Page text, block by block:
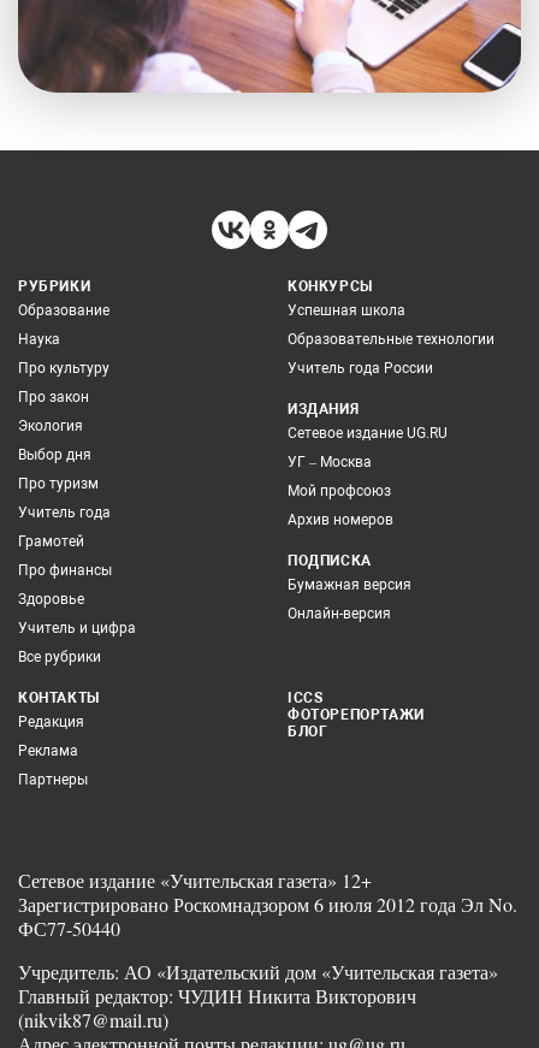
РУБРИКИ
Образование
Наука
Про культуру
Про закон
Экология
Выбор дня
Про туризм
Учитель года
Грамотей
Про финансы
Здоровье
Учитель и цифра
Все рубрики
КОНКУРСЫ
Успешная школа
Образовательные технологии
Учитель года России
ИЗДАНИЯ
Сетевое издание UG.RU
УГ – Москва
Мой профсоюз
Архив номеров
ПОДПИСКА
Бумажная версия
Онлайн-версия
КОНТАКТЫ
Редакция
Реклама
Партнеры
ICCS
ФОТОРЕПОРТАЖИ
БЛОГ
Сетевое издание «Учительская газета» 12+
Зарегистрировано Роскомнадзором 6 июля 2012 года Эл No.
ФС77-50440
Учредитель: АО «Издательский дом «Учительская газета»
Главный редактор: ЧУДИН Никита Викторович
(nikvik87@mail.ru)